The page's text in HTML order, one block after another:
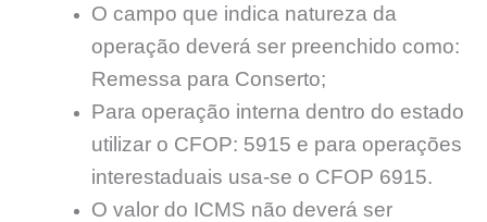
O campo que indica natureza da
operação deverá ser preenchido como:
Remessa para Conserto;
Para operação interna dentro do estado
utilizar o CFOP: 5915 e para operações
interestaduais usa-se o CFOP 6915.
O valor do ICMS não deverá ser